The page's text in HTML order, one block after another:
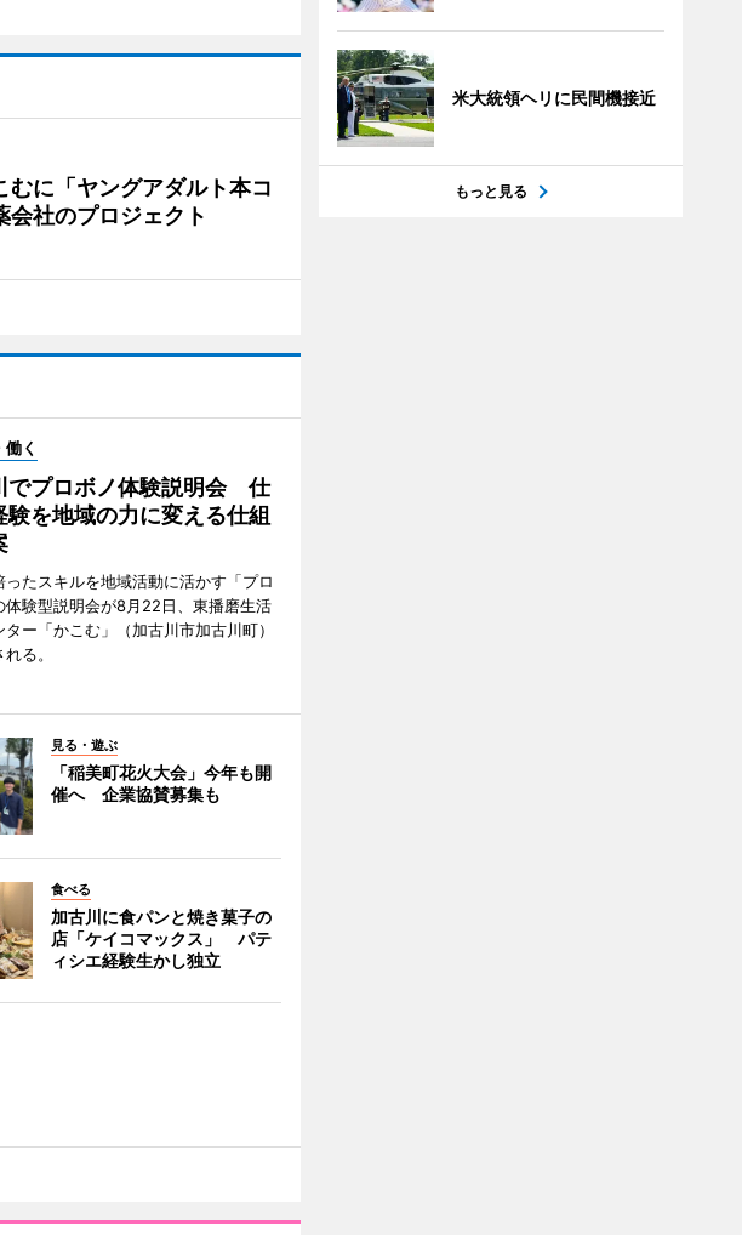
むに「ヤングアダルト本コ
社のプロジェクト
く
でプロボノ体験説明会 仕
験を地域の力に変える仕組
ったスキルを地域活動に活かす「プロ
体験型説明会が8月22日、東播磨生活
ター「かこむ」（加古川市加古川町）
る。
見る・遊ぶ
「稲美町花火大会」今年も開
催へ 企業協賛募集も
食べる
加古川に食パンと焼き菓子の
店「ケイコマックス」 パテ
ィシエ経験生かし独立
米大統領ヘリに民間機接近
もっと見る